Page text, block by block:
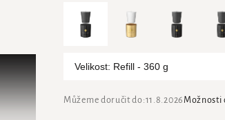
Můžeme doručit do:11.8.2026Možnosti
Velikost: Refill - 360 g